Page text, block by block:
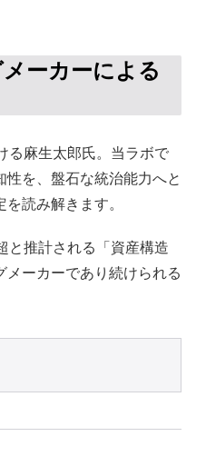
ーカーによる
る麻生太郎氏。当ラボで
を、盤石な統治能力へと
読み解きます。
と推計される「資産構造
ーカーであり続けられる